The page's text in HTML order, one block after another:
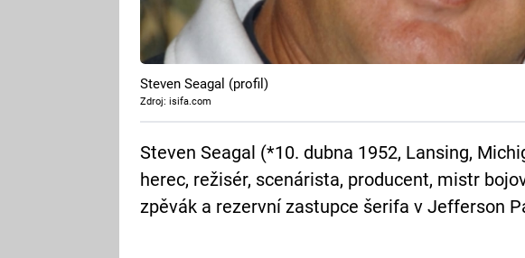
Steven Seagal (profil)
Zdroj: isifa.com
Steven Seagal (*10. dubna 1952, Lansing,
herec, režisér, scenárista, producent, mistr
zpěvák a rezervní zastupce šerifa v Jefferson